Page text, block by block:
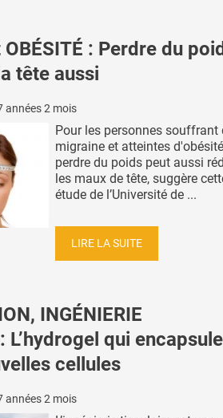
OBÉSITÉ : Perdre du
tête aussi
années 2 mois
Pour les personnes souffrant
migraine et atteintes
perdre du poids peut aussi
les maux de tête, suggère
étude de l’Université de ...
LIRE LA SUITE
INGÉNIERIE
L’hydrogel qui
cellules
années 2 mois